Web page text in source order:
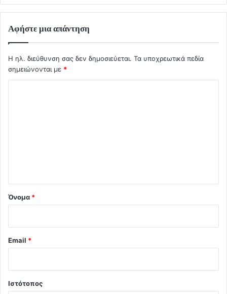
Αφήστε μια απάντηση
Η ηλ. διεύθυνση σας δεν δημοσιεύεται. Τα υποχρεωτικά πεδία
σημειώνονται με *
Όνομα *
Email *
Ιστότοπος